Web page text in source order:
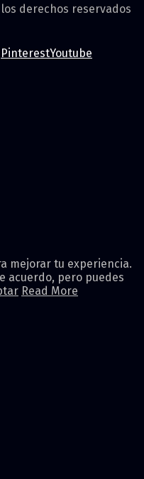
derechos reservados
PinterestYoutube
mejorar tu experiencia.
acuerdo, pero puedes
Read More